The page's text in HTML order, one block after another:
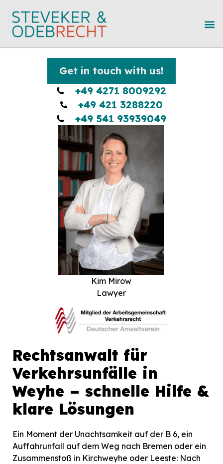
Get in touch with us!
+49 4271 8009292
+49 421 3288220
+49 541 93939049
Kim Mirow
Lawyer
Rechtsanwalt für
Verkehrsunfälle in
Weyhe – schnelle Hilfe &
klare Lösungen
Ein Moment der Unachtsamkeit auf der B 6, ein
Auffahrunfall auf dem Weg nach Bremen oder ein
Zusammenstoß in Kirchweyhe oder Leeste: Nach